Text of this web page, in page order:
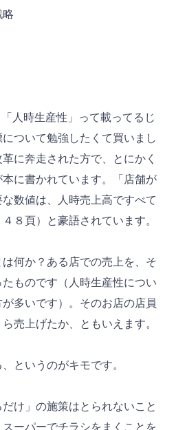
略
人時生産性」って載ってるじ
ついて勉強したくて買いまし
に奔走された方で、とにかく
に書かれています。「店舗が
数値は、人時売上高ですべて
８頁）と豪語されています。
何か？ある店での売上を、そ
ものです（人時生産性につい
多いです）。そのお店の店員
売上げたか、ともいえます。
というのがキモです。
け」の施策はとられないこと
ーパーでチラシをまくことを